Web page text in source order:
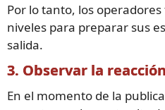
Por lo tanto, los
niveles para preparar sus
salida.
3. Observar la
En el momento de la